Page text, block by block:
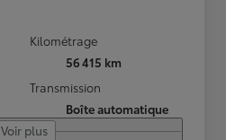
Kilométrage
56 415 km
Transmission
Boîte automatique
Voir plus